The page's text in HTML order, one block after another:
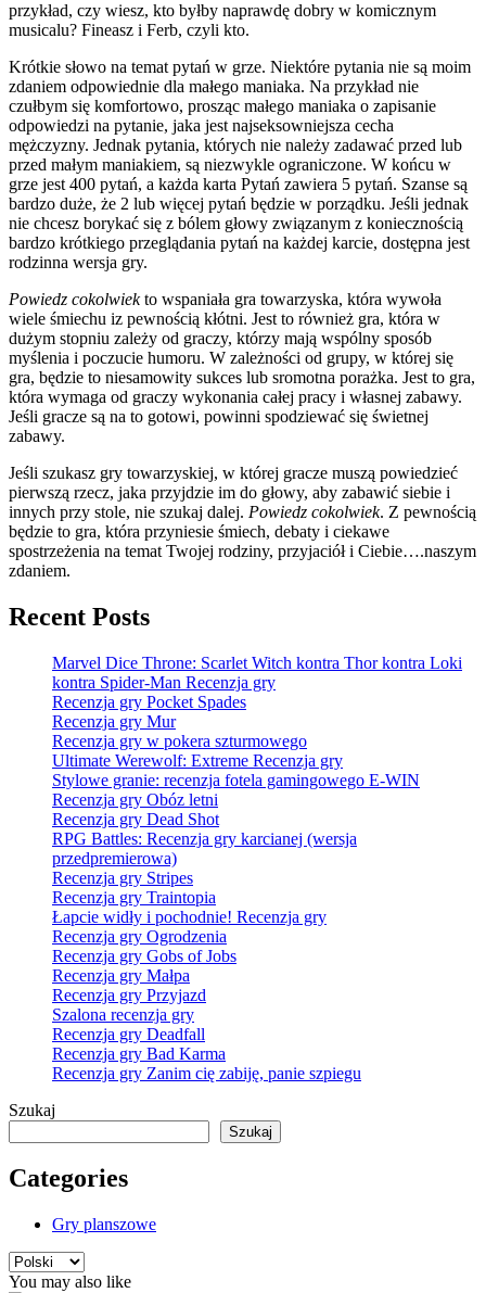
przykład, czy wiesz, kto byłby naprawdę dobry w komicznym
musicalu? Fineasz i Ferb, czyli kto.
Krótkie słowo na temat pytań w grze. Niektóre pytania nie są moim
zdaniem odpowiednie dla małego maniaka. Na przykład nie
czułbym się komfortowo, prosząc małego maniaka o zapisanie
odpowiedzi na pytanie, jaka jest najseksowniejsza cecha
mężczyzny. Jednak pytania, których nie należy zadawać przed lub
przed małym maniakiem, są niezwykle ograniczone. W końcu w
grze jest 400 pytań, a każda karta Pytań zawiera 5 pytań. Szanse są
bardzo duże, że 2 lub więcej pytań będzie w porządku. Jeśli jednak
nie chcesz borykać się z bólem głowy związanym z koniecznością
bardzo krótkiego przeglądania pytań na każdej karcie, dostępna jest
rodzinna wersja gry.
Powiedz cokolwiekto wspaniała gra towarzyska, która wywoła
wiele śmiechu iz pewnością kłótni. Jest to również gra, która w
dużym stopniu zależy od graczy, którzy mają wspólny sposób
myślenia i poczucie humoru. W zależności od grupy, w której się
gra, będzie to niesamowity sukces lub sromotna porażka. Jest to gra,
która wymaga od graczy wykonania całej pracy i własnej zabawy.
Jeśli gracze są na to gotowi, powinni spodziewać się świetnej
zabawy.
Jeśli szukasz gry towarzyskiej, w której gracze muszą powiedzieć
pierwszą rzecz, jaka przyjdzie im do głowy, aby zabawić siebie i
innych przy stole, nie szukaj dalej. Powiedz cokolwiek. Z pewnością
będzie to gra, która przyniesie śmiech, debaty i ciekawe
spostrzeżenia na temat Twojej rodziny, przyjaciół i Ciebie….naszym
zdaniem.
Recent Posts
Marvel Dice Throne: Scarlet Witch kontra Thor kontra Loki
kontra Spider-Man Recenzja gry
Recenzja gry Pocket Spades
Recenzja gry Mur
Recenzja gry w pokera szturmowego
Ultimate Werewolf: Extreme Recenzja gry
Stylowe granie: recenzja fotela gamingowego E-WIN
Recenzja gry Obóz letni
Recenzja gry Dead Shot
RPG Battles: Recenzja gry karcianej (wersja
przedpremierowa)
Recenzja gry Stripes
Recenzja gry Traintopia
Łapcie widły i pochodnie! Recenzja gry
Recenzja gry Ogrodzenia
Recenzja gry Gobs of Jobs
Recenzja gry Małpa
Recenzja gry Przyjazd
Szalona recenzja gry
Recenzja gry Deadfall
Recenzja gry Bad Karma
Recenzja gry Zanim cię zabiję, panie szpiegu
Szukaj
Szukaj
Categories
Gry planszowe
Wybierz
język
You may also like